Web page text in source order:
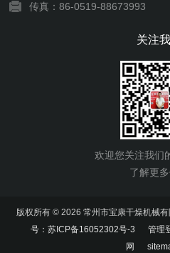
传真：86-0519-88673993
关注
欢迎您关注我们
了解更
版权所有 © 2026 常州市宝康干燥机械
号：苏ICP备16052302号-3
管理
网